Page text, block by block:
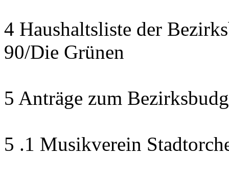
4 Haushaltsliste der
90/Die Grünen
5 Anträge zum
5 .1 Musikverein